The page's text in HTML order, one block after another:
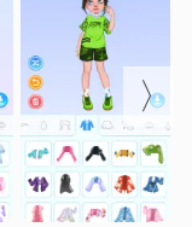
〈